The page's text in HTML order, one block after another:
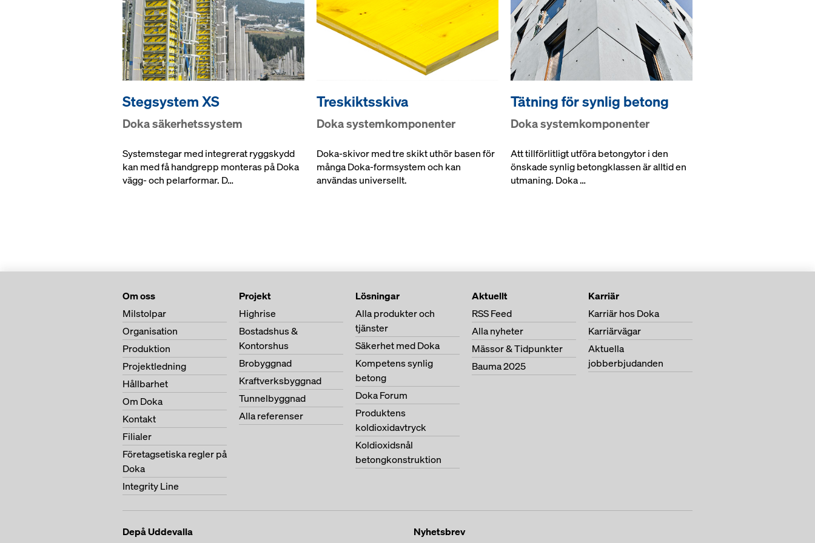
Stegsystem XS
Doka säkerhetssystem
Systemstegar med integrerat ryggskydd
kan med få handgrepp monteras på Doka
vägg- och pelarformar. D…
Treskiktsskiva
Doka systemkomponenter
Doka-skivor med tre skikt uthör basen för
många Doka-formsystem och kan
användas universellt.
Tätning för synlig betong
Doka systemkomponenter
Att tillförlitligt utföra betongytor i den
önskade synlig betongklassen är alltid en
utmaning. Doka …
Om oss
Milstolpar
Organisation
Produktion
Projektledning
Hållbarhet
Om Doka
Kontakt
Filialer
Företagsetiska regler på
Doka
Integrity Line
Projekt
Highrise
Bostadshus &
Kontorshus
Brobyggnad
Kraftverksbyggnad
Tunnelbyggnad
Alla referenser
Lösningar
Alla produkter och
tjänster
Säkerhet med Doka
Kompetens synlig
betong
Doka Forum
Produktens
koldioxidavtryck
Koldioxidsnål
betongkonstruktion
Aktuellt
RSS Feed
Alla nyheter
Mässor & Tidpunkter
Bauma 2025
Karriär
Karriär hos Doka
Karriärvägar
Aktuella
jobberbjudanden
Depå Uddevalla
Nyhetsbrev